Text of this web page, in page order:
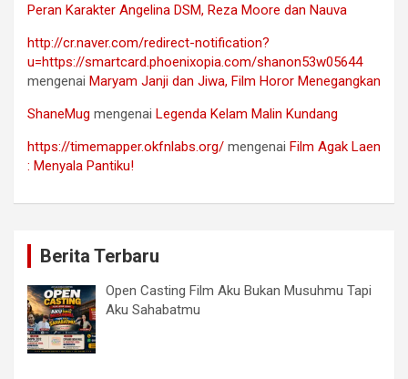
Peran Karakter Angelina DSM, Reza Moore dan Nauva
http://cr.naver.com/redirect-notification?
u=https://smartcard.phoenixopia.com/shanon53w05644
mengenai Maryam Janji dan Jiwa, Film Horor Menegangkan
ShaneMug mengenai Legenda Kelam Malin Kundang
https://timemapper.okfnlabs.org/ mengenai Film Agak Laen
: Menyala Pantiku!
Berita Terbaru
Open Casting Film Aku Bukan Musuhmu Tapi
Aku Sahabatmu